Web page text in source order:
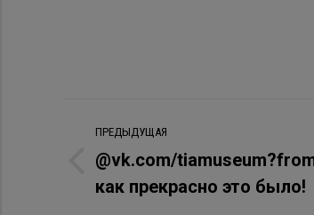
Навигация
по
записям
ПРЕДЫДУЩАЯ
Предыдущая
запись:
@vk.com/
как прекрасно это было!